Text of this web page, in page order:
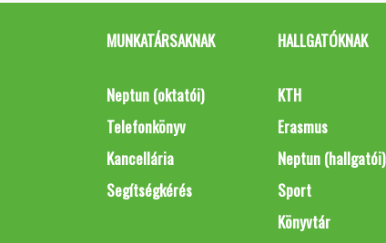
MUNKATÁRSAKNAK
Neptun (oktatói)
Telefonkönyv
Kancellária
Segítségkérés
HALLGATÓKNAK
KTH
Erasmus
Neptun (hallgatói)
Sport
Könyvtár